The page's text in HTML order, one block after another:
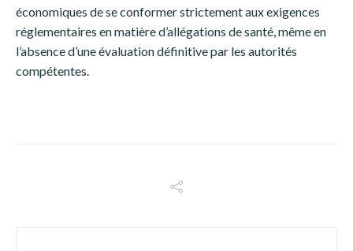
économiques de se conformer strictement aux exigences
réglementaires en matière d’allégations de santé, même en
l’absence d’une évaluation définitive par les autorités
compétentes.
Switch The Language
Português